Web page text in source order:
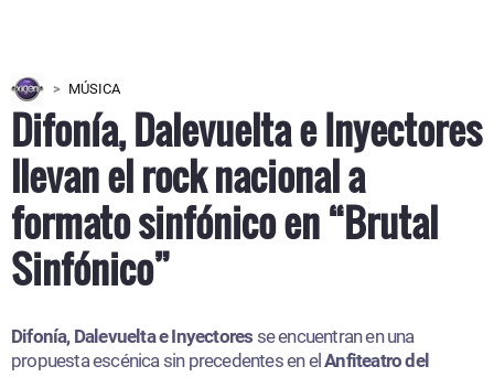
MÚSICA
Difonía, Dalevuelta e Inyectores
llevan el rock nacional a
formato sinfónico en “Brutal
Sinfónico”
Difonía, Dalevuelta e Inyectores se encuentran en una
propuesta escénica sin precedentes en elAnfiteatro del